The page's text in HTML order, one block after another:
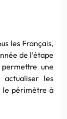
les Français,
de l’étape
une
actualiser les
le périmètre à